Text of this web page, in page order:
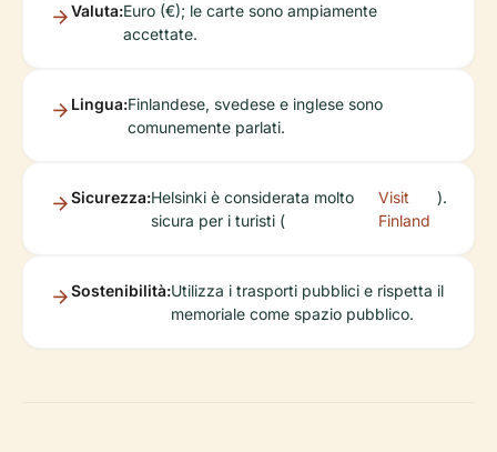
Valuta:Euro (€); le carte sono ampiamente
accettate.
Lingua:Finlandese, svedese e inglese sono
comunemente parlati.
Sicurezza:Helsinki è considerata molto
sicura per i turisti (
Visit
Finland
).
Sostenibilità:Utilizza i trasporti pubblici e rispetta il
memoriale come spazio pubblico.